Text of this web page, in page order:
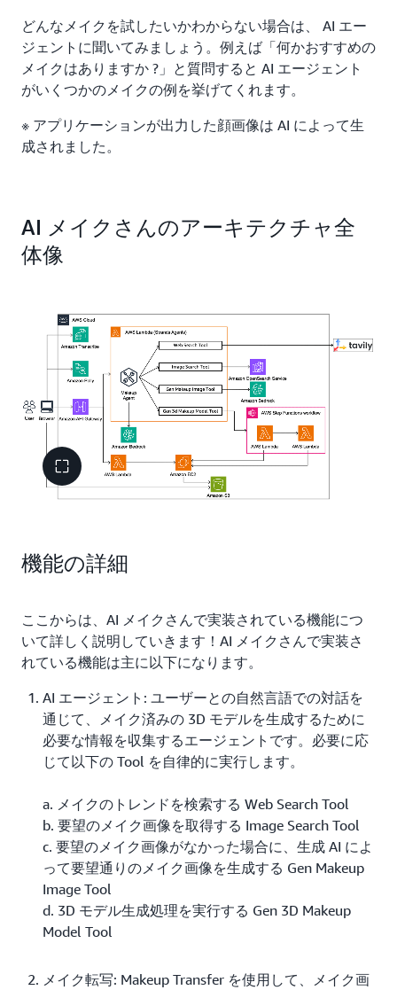
どんなメイクを試したいかわからない場合は、 AI エー
ジェントに聞いてみましょう。例えば「何かおすすめの
メイクはありますか ?」と質問すると AI エージェント
がいくつかのメイクの例を挙げてくれます。
※ アプリケーションが出力した顔画像は AI によって生
成されました。
AI メイクさんのアーキテクチャ全
体像
機能の詳細
ここからは、AI メイクさんで実装されている機能につ
いて詳しく説明していきます！AI メイクさんで実装さ
れている機能は主に以下になります。
AI エージェント: ユーザーとの自然言語での対話を
通じて、メイク済みの 3D モデルを生成するために
必要な情報を収集するエージェントです。必要に応
じて以下の Tool を自律的に実行します。
a. メイクのトレンドを検索する Web Search Tool
b. 要望のメイク画像を取得する Image Search Tool
c. 要望のメイク画像がなかった場合に、生成 AI によ
って要望通りのメイク画像を生成する Gen Makeup
Image Tool
d. 3D モデル生成処理を実行する Gen 3D Makeup
Model Tool
メイク転写: Makeup Transfer を使用して、メイク画